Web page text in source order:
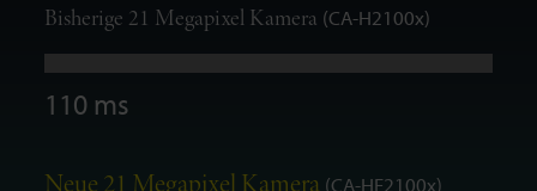
Bisherige 21 Megapixel Kamera (CA-H2100x)
110 ms
Neue 21 Megapixel Kamera (CA-HF2100x)